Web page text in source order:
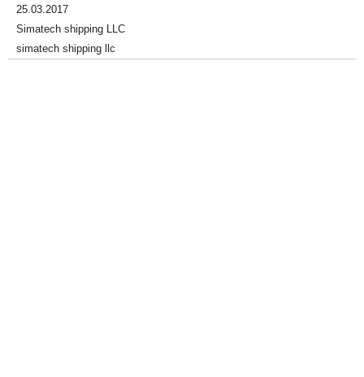
25.03.2017
Simatech shipping LLC
simatech shipping llc